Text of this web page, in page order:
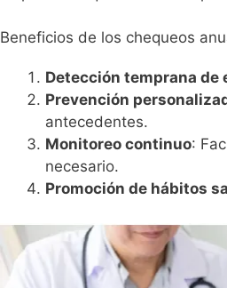
Beneficios de los chequeos
Detección temprana de
Prevención
antecedentes.
Monitoreo continuo:
necesario.
Promoción de hábitos